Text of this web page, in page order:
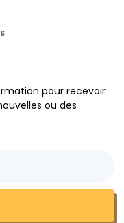
pour recevoir
ou des